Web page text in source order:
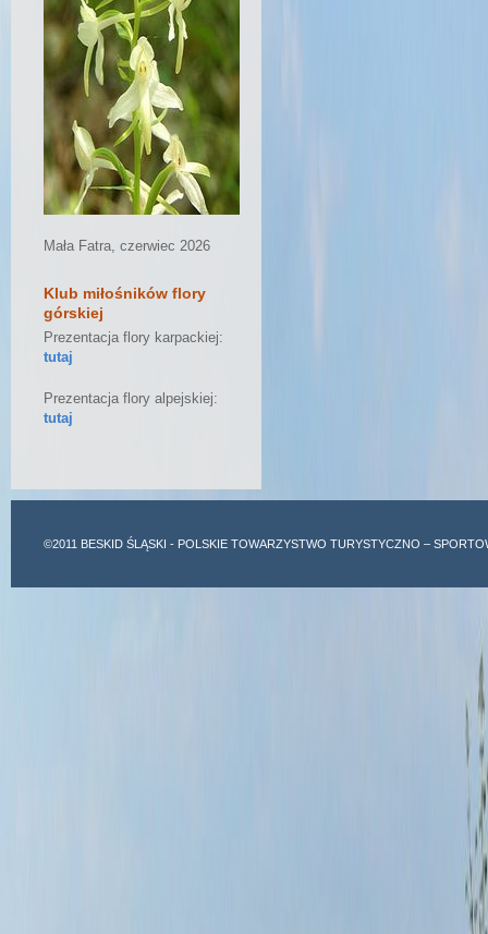
Mała Fatra, czerwiec 2026
Klub miłośników flory
górskiej
Prezentacja flory karpackiej:
tutaj
Prezentacja flory alpejskiej:
tutaj
©2011 BESKID ŚLĄSKI - POLSKIE TOWARZYSTWO TURYSTYCZNO –